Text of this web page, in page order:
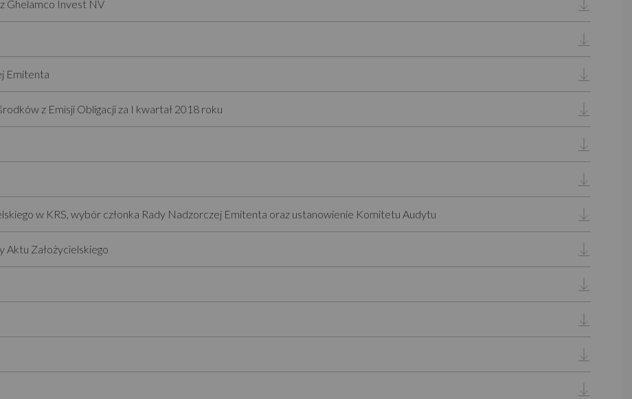
Ghelamco Invest NV
Emitenta
z Emisji Obligacji za I kwartał 2018 roku
w KRS, wybór członka Rady Nadzorczej Emitenta oraz ustanowienie Komitetu Audytu
Aktu Założycielskiego